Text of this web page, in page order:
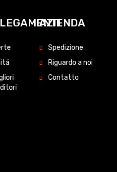
AZIENDA
Spedizione
Riguardo a noi
Contatto